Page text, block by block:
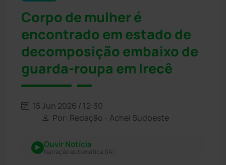
Corpo de mulher é
encontrado em estado de
decomposição embaixo de
guarda-roupa em Irecê
15 Jun 2026 / 12:30
Por: Redação - Achei Sudoeste
Ouvir Notícia
Narração automática (IA)